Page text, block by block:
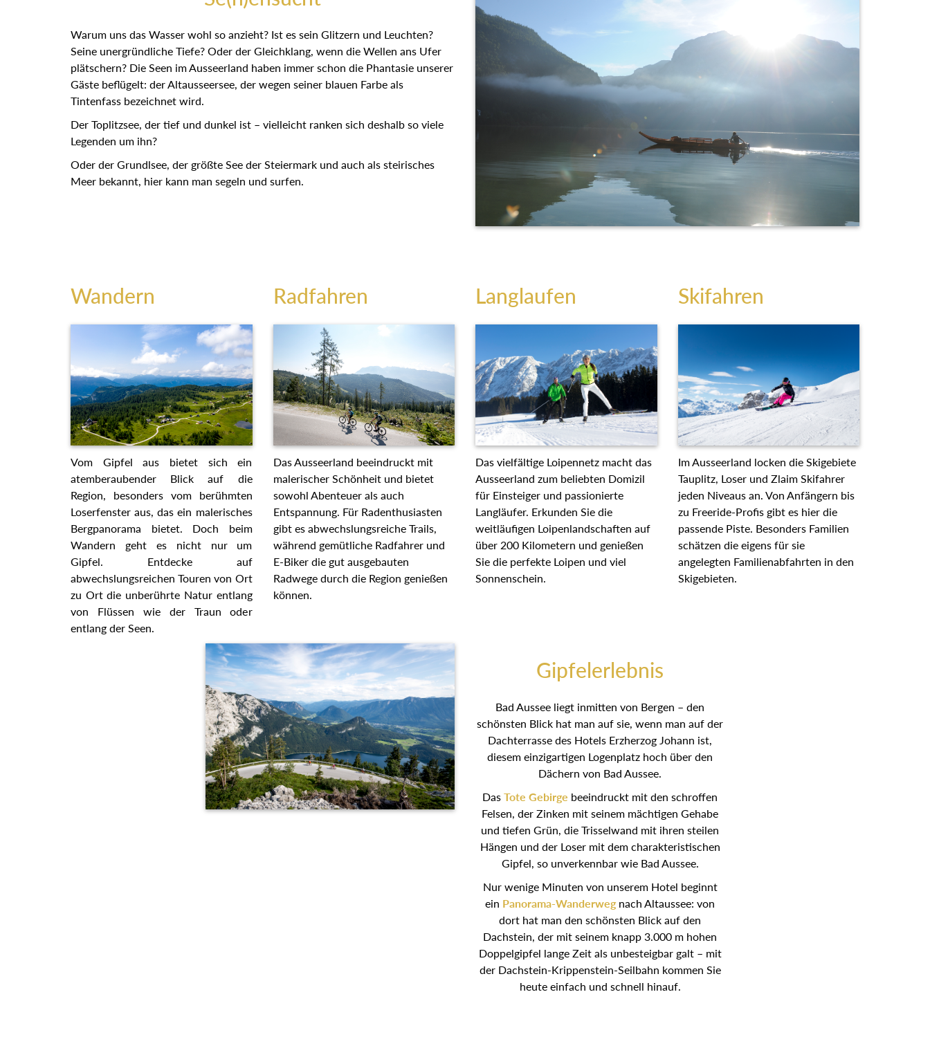
Se(h)ensucht
Warum uns das Wasser wohl so anzieht? Ist es sein Glitzern und Leuchten?
Seine unergründliche Tiefe? Oder der Gleichklang, wenn die Wellen ans Ufer
plätschern? Die Seen im Ausseerland haben immer schon die Phantasie
unserer Gäste beflügelt: der Altausseersee, der wegen seiner blauen Farbe
Der Toplitzsee, der tief und dunkel ist – vielleicht ranken sich deshalb so viele
Oder der Grundlsee, der größte See der Steiermark und auch als steirisches
Wandern
Vom Gipfel aus bietet sich ein
atemberaubender Blick auf die
Region, besonders vom berühmten
Loserfenster aus, das ein
malerisches Bergpanorama
bietet. Doch beim Wandern geht es
nicht nur um Gipfel. Entdecke auf
abwechslungsreichen Touren von
Ort zu Ort die unberührte Natur
entlang von Flüssen wie der Traun
Radfahren
Das Ausseerland beeindruckt mit
malerischer Schönheit und bietet
sowohl Abenteuer als auch
Entspannung. Für Radenthusiasten
gibt es abwechslungsreiche Trails,
während gemütliche Radfahrer und
E-Biker die gut ausgebauten
Radwege durch die Region
Langlaufen
Das vielfältige Loipennetz macht das
Ausseerland zum beliebten Domizil
für Einsteiger und passionierte
Langläufer. Erkunden Sie die
weitläufigen Loipenlandschaften auf
über 200 Kilometern und genießen
Sie die perfekte Loipen und viel
Skifahren
Im Ausseerland locken die
Skigebiete Tauplitz, Loser und Zlaim
Skifahrer jeden Niveaus an. Von
Anfängern bis zu Freeride-Profis gibt
es hier die passende Piste.
Besonders Familien schätzen die
eigens für sie angelegten
Gipfelerlebnis
Bad Aussee liegt inmitten von Bergen – den
schönsten Blick hat man auf sie, wenn man auf der
Dachterrasse des Hotels Erzherzog Johann ist,
diesem einzigartigen Logenplatz hoch über den
DasTote Gebirge beeindruckt mit den schroffen
Felsen, der Zinken mit seinem mächtigen Gehabe
und tiefen Grün, die Trisselwand mit ihren steilen
Hängen und der Loser mit dem charakteristischen
Nur wenige Minuten von unserem Hotel beginnt
Panorama-Wanderwegnach Altaussee: von
dort hat man den schönsten Blick auf den
Dachstein, der mit seinem knapp 3.000 m hohen
Doppelgipfel lange Zeit als unbesteigbar galt – mit
der Dachstein-Krippenstein-Seilbahn kommen Sie